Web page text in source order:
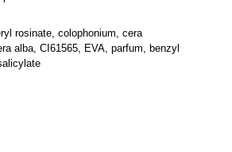
rosinate, colophonium, cera
alba, CI61565, EVA, parfum, benzyl